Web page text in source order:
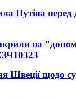
Путіна
на
10323
Швеції щодо